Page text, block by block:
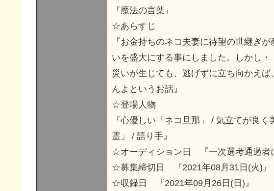
『魔法の言葉』
☆あらすじ
『お金持ちのネコ夫妻に待望の世継ぎ
いを盛大にする事にしました。しかし・
災いが生じても、逃げずに立ち向かえ
んよというお話』
☆登場人物
『心優しい「ネコ旦那」 / 気立てが良
霊」 / 語り手』
☆オーディション日 『一次選考通過者
☆募集締切日 『2021年08月31日(火)』
☆収録日 『2021年09月26日(日)』